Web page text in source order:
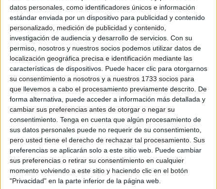
datos personales, como identificadores únicos e información
estándar enviada por un dispositivo para publicidad y contenido
personalizado, medición de publicidad y contenido,
investigación de audiencia y desarrollo de servicios. Con su
permiso, nosotros y nuestros socios podemos utilizar datos de
localización geográfica precisa e identificación mediante las
características de dispositivos. Puede hacer clic para otorgarnos
su consentimiento a nosotros y a nuestros 1733 socios para
que llevemos a cabo el procesamiento previamente descrito. De
forma alternativa, puede acceder a información más detallada y
cambiar sus preferencias antes de otorgar o negar su
consentimiento. Tenga en cuenta que algún procesamiento de
sus datos personales puede no requerir de su consentimiento,
pero usted tiene el derecho de rechazar tal procesamiento. Sus
preferencias se aplicarán solo a este sitio web. Puede cambiar
sus preferencias o retirar su consentimiento en cualquier
momento volviendo a este sitio y haciendo clic en el botón
"Privacidad" en la parte inferior de la página web.
La Sala de lo Contencioso-Administrativo delTribunal
Supremoacoge este martes una vista sobre la
devolución de menoresmarroquíes que se produjo en
Ceuta tras laentrada masiva de mayo de 2021.
Por esa intervención están procesadas la que fuera
delegada del Gobierno, Salvadora Mateos, y la
exvicepresidenta de la Ciudad, Mabel Deu.
LaFiscalíainsiste en que se vulneraron los derechos de
esos menores, considerando que la repatriación
incumplió elacuerdo que suscribió España en 2007con
el vecino país porque“en ningún momento se hizo
intentó” aplicar la normativa legal.